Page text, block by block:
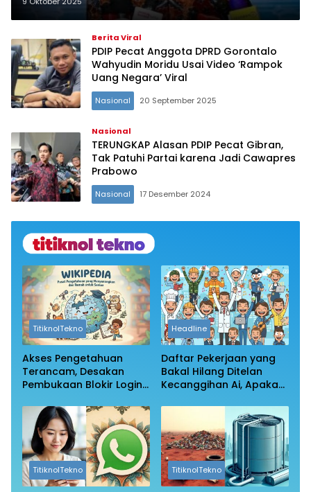
Berita Viral
PDIP Pecat Anggota DPRD Gorontalo
Wahyudin Moridu Usai Video ‘Rampok
Uang Negara’ Viral
Nasional 20 September 2025
Nasional
TERUNGKAP Alasan PDIP Pecat Gibran,
Tak Patuhi Partai karena Jadi Cawapres
Prabowo
Nasional 17 Desember 2024
TitiknolTekno
Akses Pengetahuan
Terancam, Desakan
Pembukaan Blokir Login
Headline
Daftar Pekerjaan yang
Bakal Hilang Ditelan
Kecanggihan Ai, Apakah
Aman?
TitiknolTekno TitiknolTekno